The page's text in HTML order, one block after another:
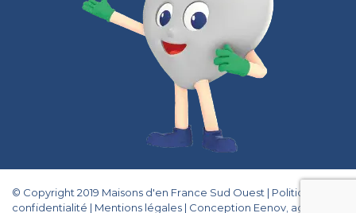
© Copyright 2019 Maisons d'en France Sud Ouest | Politique de
confidentialité | Mentions légales | Conception Eenov, agence